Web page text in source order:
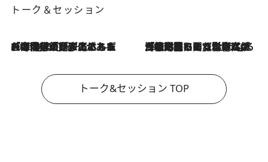
トーク＆セッション
2026.8.3
「今後値上げがあるとすれば…」「リスクがあるのは今年の冬」エネルギー専門家が語る、ホルムズ海峡封鎖が家庭にもたらす“ある心配” 2026.8.3
「住宅建てられない…」「サーチャージ料の高値が続いている」ホルムズ海峡封鎖による影響はいつまで続く？《エネルギー専門家に聞く“どうなる日本の暮らし”》
トーク&セッション TOP